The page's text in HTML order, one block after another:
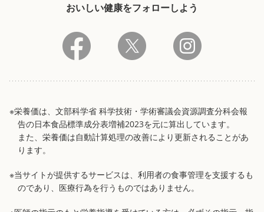
おいしい健康をフォローしよう
※栄養価は、文部科学省 科学技術・学術審議会資源調査分科会報
告の日本食品標準成分表増補2023を元に算出しています。
また、栄養価は自動計算処理の改善により更新されることがあ
ります。
※当サイトが提供するサービスは、利用者の食事管理を支援するも
のであり、医療行為を行うものではありません。